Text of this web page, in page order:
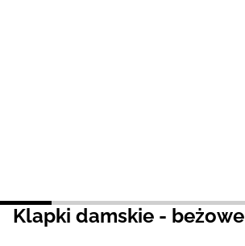
Klapki damskie - beżowe